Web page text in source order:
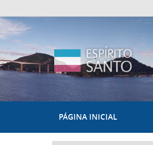
PÁGINA INICIAL